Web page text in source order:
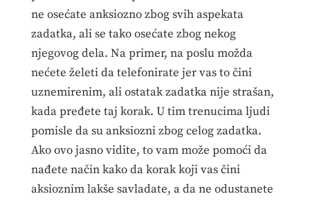
ne osećate anksiozno zbog svih aspekata
zadatka, ali se tako osećate zbog nekog
njegovog dela. Na primer, na poslu možda
nećete želeti da telefonirate jer vas to čini
uznemirenim, ali ostatak zadatka nije strašan,
kada pređete taj korak. U tim trenucima ljudi
pomisle da su anksiozni zbog celog zadatka.
Ako ovo jasno vidite, to vam može pomoći da
nađete način kako da korak koji vas čini
aksioznim lakše savladate, a da ne odustanete